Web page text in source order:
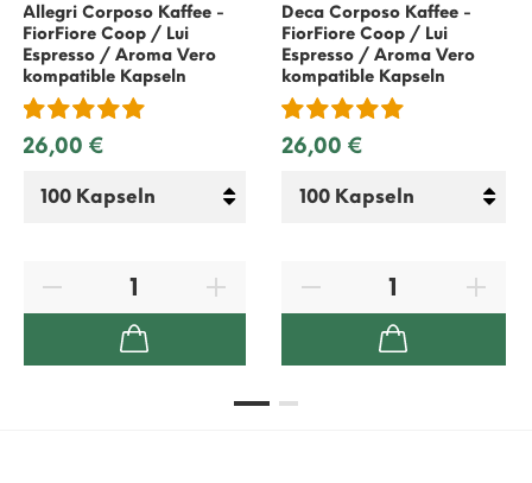
Allegri Corposo Kaffee -
FiorFiore Coop / Lui
Espresso / Aroma Vero
kompatible Kapseln
26,00 €
Deca Corposo Kaffee -
FiorFiore Coop / Lui
Espresso / Aroma Vero
kompatible Kapseln
26,00 €